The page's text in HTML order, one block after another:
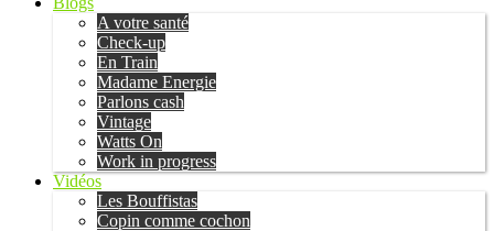
A votre santé
Check-up
En Train
Madame Energie
Parlons cash
Vintage
Watts On
Work in progress
Vidéos
Les Bouffistas
Copin comme cochon